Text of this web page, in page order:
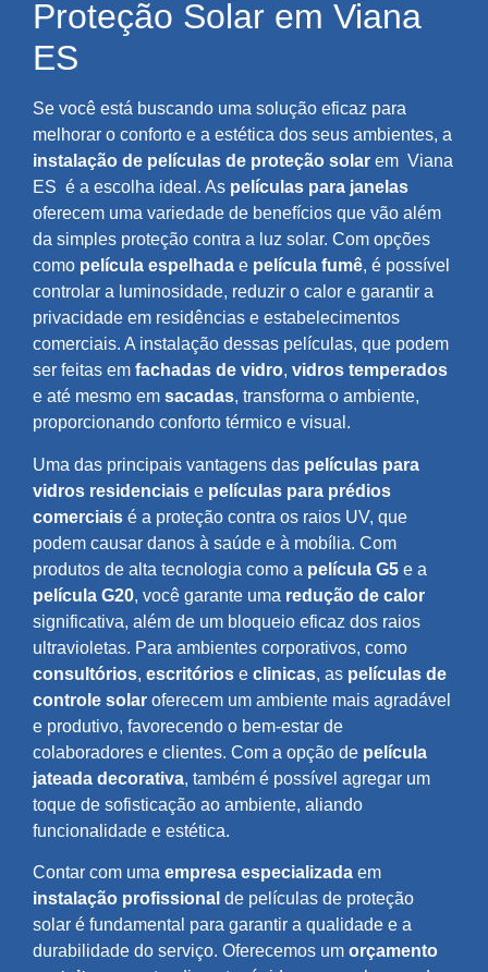
Proteção Solar em Viana
ES
Se você está buscando uma solução eficaz para
melhorar o conforto e a estética dos seus ambientes, a
instalação de películas de proteção solar em Viana
ES é a escolha ideal. As películas para janelas
oferecem uma variedade de benefícios que vão além
da simples proteção contra a luz solar. Com opções
como película espelhada e película fumê, é possível
controlar a luminosidade, reduzir o calor e garantir a
privacidade em residências e estabelecimentos
comerciais. A instalação dessas películas, que podem
ser feitas em fachadas de vidro, vidros temperados
e até mesmo em sacadas, transforma o ambiente,
proporcionando conforto térmico e visual.
Uma das principais vantagens das películas para
vidros residenciais e películas para prédios
comerciais é a proteção contra os raios UV, que
podem causar danos à saúde e à mobília. Com
produtos de alta tecnologia como a película G5 e a
película G20, você garante uma redução de calor
significativa, além de um bloqueio eficaz dos raios
ultravioletas. Para ambientes corporativos, como
consultórios, escritórios e clinicas, as películas de
controle solar oferecem um ambiente mais agradável
e produtivo, favorecendo o bem-estar de
colaboradores e clientes. Com a opção de película
jateada decorativa, também é possível agregar um
toque de sofisticação ao ambiente, aliando
funcionalidade e estética.
Contar com uma empresa especializada em
instalação profissional de películas de proteção
solar é fundamental para garantir a qualidade e a
durabilidade do serviço. Oferecemos um orçamento